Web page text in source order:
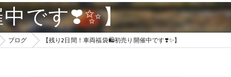
です❣️✨】
ブログ 【残り2日間！車両福袋🛍️初売り開催中です❣️✨】